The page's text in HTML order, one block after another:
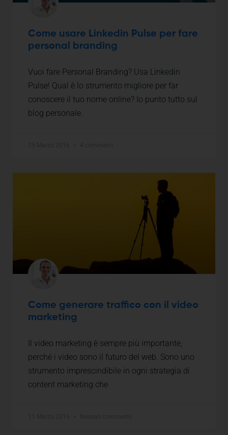
Come usare Linkedin Pulse per fare
personal branding
Vuoi fare Personal Branding? Usa Linkedin
Pulse! Qual è lo strumento migliore per far
conoscere il tuo nome online? Io punto tutto sul
blog personale.
Come generare traffico con il video
marketing
Il video marketing è sempre più importante,
perché i video sono il futuro del web. Sono uno
strumento imprescindibile in ogni strategia di
content marketing che